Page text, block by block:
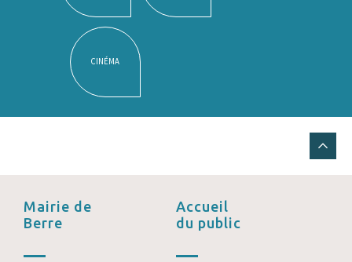
CINÉMA
Mairie de
Berre
Accueil
du public